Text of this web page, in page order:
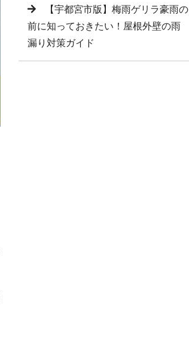
【宇都宮市版】梅雨ゲリラ豪雨の
前に知っておきたい！屋根外壁の雨
漏り対策ガイド